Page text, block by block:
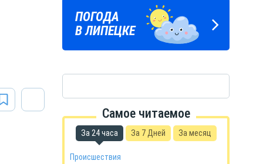
ПОГОДА
В ЛИПЕЦКЕ
ЛИПЕЦКИЕ
РЕАЛИИ
Новости Липецка и области
ГОРОСКОП
НА КАЖДЫЙ ДЕНЬ
Самое читаемое
За 24 часа За 7 Дней За месяц
Происшествия